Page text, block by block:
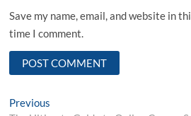
Save my name, email, and website in
time I comment.
Post
Previous